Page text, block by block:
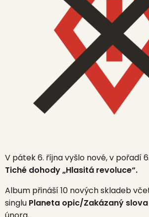
V pátek 6. října vyšlo nové, v pořadí
Tiché dohody „Hlasitá revoluce“.
Album přináší 10 nových skladeb
singlu Planeta opic/Zakázaný slova